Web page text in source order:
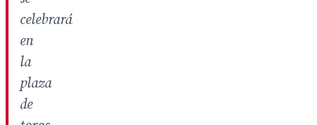
celebrará
en
la
plaza
de